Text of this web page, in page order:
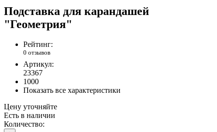
Подставка для карандашей
"Геометрия"
Рейтинг:
0 отзывов
Артикул:
23367
1000
Показать все характеристики
Цену уточняйте
Есть в наличии
Количество: